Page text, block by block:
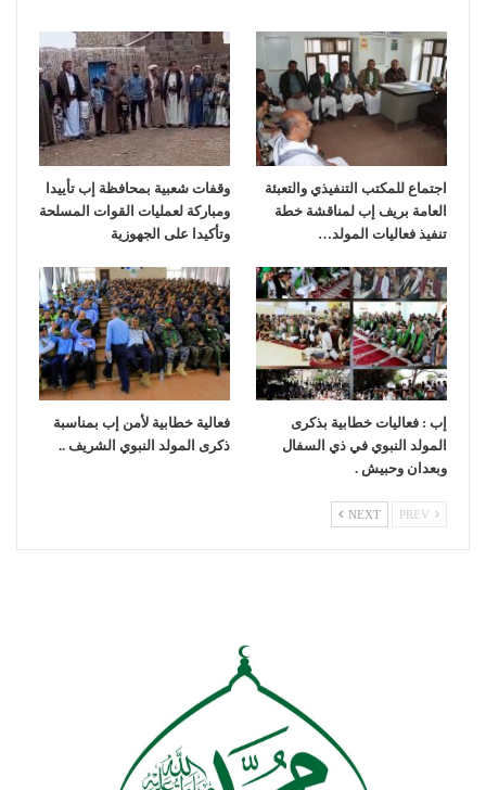
اجتماع للمكتب التنفيذي والتعبئة
العامة بريف إب لمناقشة خطة
تنفيذ فعاليات المولد…
وقفات شعبية بمحافظة إب تأييدا
ومباركة لعمليات القوات المسلحة
وتأكيدا على الجهوزية
إب : فعاليات خطابية بذكرى
المولد النبوي في ذي السفال
وبعدان وحبيش .
فعالية خطابية لأمن إب بمناسبة
ذكرى المولد النبوي الشريف ..
NEXT